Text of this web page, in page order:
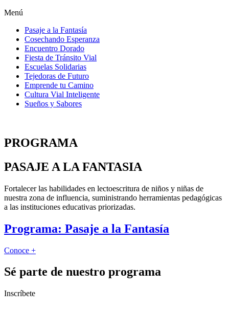
Menú
Pasaje a la Fantasía
Cosechando Esperanza
Encuentro Dorado
Fiesta de Tránsito Vial
Escuelas Solidarias
Tejedoras de Futuro
Emprende tu Camino
Cultura Vial Inteligente
Sueños y Sabores
PROGRAMA
PASAJE A LA FANTASIA
Fortalecer las habilidades en lectoescritura de niños y niñas de
nuestra zona de influencia, suministrando herramientas pedagógicas
a las instituciones educativas priorizadas.
Programa: Pasaje a la Fantasía
Conoce +
Sé parte de nuestro programa
Inscríbete